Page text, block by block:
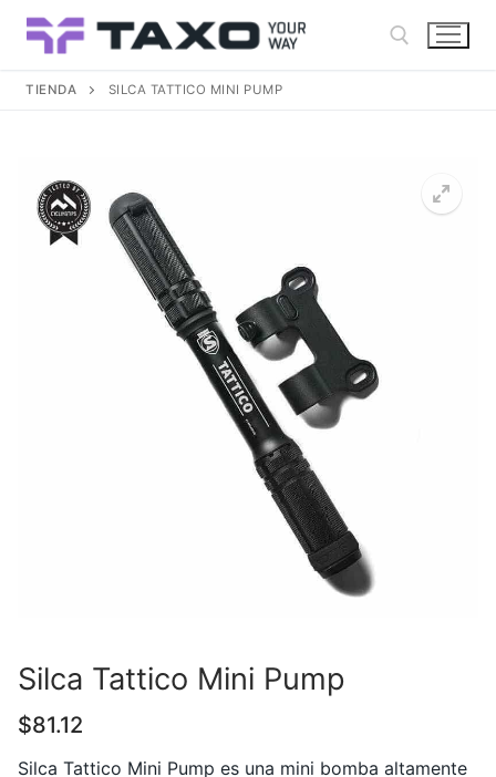
TIENDA SILCA TATTICO MINI PUMP
Silca Tattico Mini Pump
$81.12
Silca Tattico Mini Pump es una mini bomba altamente